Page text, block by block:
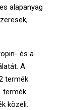
alapanyag
és a
A
termék
termék
közeli.